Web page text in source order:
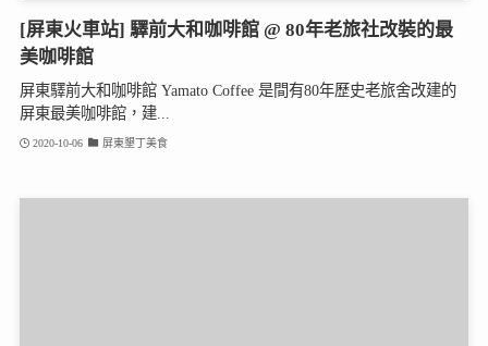
[屏東火車站] 驛前大和咖啡館 @ 80年老旅社改裝的最
美咖啡館
屏東驛前大和咖啡館 Yamato Coffee 是間有80年歷史老旅舍改建的
屏東最美咖啡館，建...
2020-10-06 屏東墾丁美食